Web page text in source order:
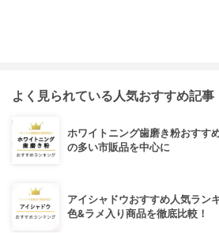
よく見られている人気おすすめ記事
ホワイトニング歯磨き粉おすす
の多い市販品を中心に
アイシャドウおすすめ人気ラン
色&ラメ入り商品を徹底比較！